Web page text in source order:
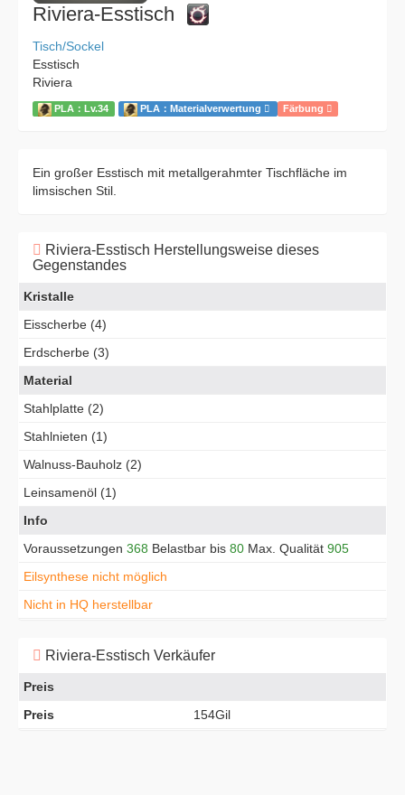
Riviera-Esstisch
Tisch/Sockel
Esstisch
Riviera
PLA：Lv.34 PLA：Materialverwertung Färbung
Ein großer Esstisch mit metallgerahmter Tischfläche im
limsischen Stil.
Riviera-Esstisch Herstellungsweise dieses
Gegenstandes
Kristalle
Eisscherbe (4)
Erdscherbe (3)
Material
Stahlplatte (2)
Stahlnieten (1)
Walnuss-Bauholz (2)
Leinsamenöl (1)
Info
Voraussetzungen 368 Belastbar bis 80 Max. Qualität 905
Eilsynthese nicht möglich
Nicht in HQ herstellbar
Riviera-Esstisch Verkäufer
Preis
Preis
154Gil